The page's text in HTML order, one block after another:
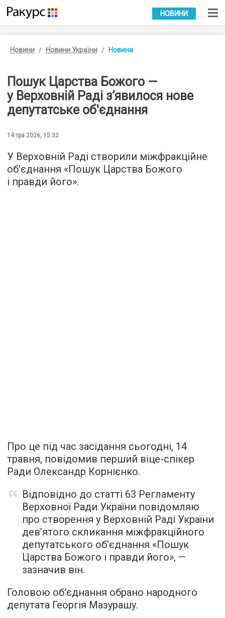
УКР РУС
НОВИНИ
Новини Новини України Новина
Пошук Царства Божого —
у Верховній Раді з’явилося нове
депутатське об'єднання
14 тра 2026, 15:32
У Верховній Раді створили міжфракційне
об'єднання «Пошук Царства Божого
і правди його».
Про це під час засідання сьогодні, 14
травня, повідомив перший віце-спікер
Ради Олександр Корнієнко.
Відповідно до статті 63 Регламенту
Верховної Ради України повідомляю
про створення у Верховній Раді України
дев’ятого скликання міжфракційного
депутатського об'єднання «Пошук
Царства Божого і правди його», —
зазначив він.
Головою об'єднання обрано народного
депутата Георгія Мазурашу.